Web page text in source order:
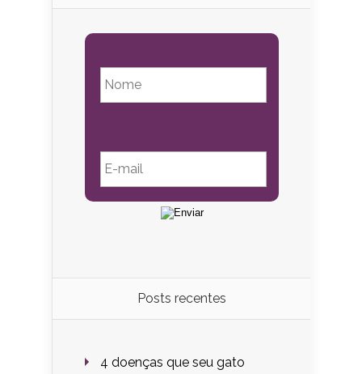
Posts recentes
4 doenças que seu gato